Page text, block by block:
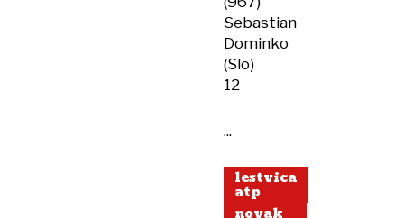
Sebastian
Dominko
(Slo)
12
...
lestvica
atp
novak